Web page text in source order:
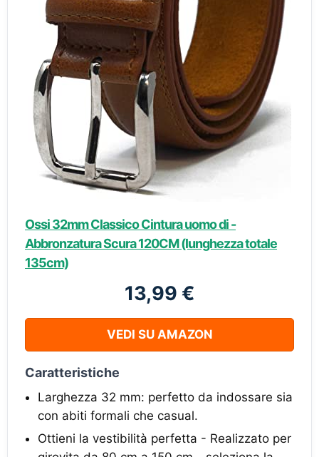
Ossi 32mm Classico Cintura uomo di -
Abbronzatura Scura 120CM (lunghezza totale
135cm)
13,99 €
VEDI SU AMAZON
Caratteristiche
Larghezza 32 mm: perfetto da indossare sia
con abiti formali che casual.
Ottieni la vestibilità perfetta - Realizzato per